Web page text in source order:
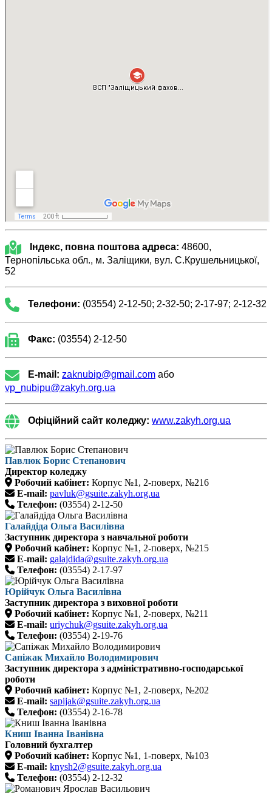
Індекс, повна поштова адреса: 48600,
Тернопільська обл., м. Заліщики, вул. С.Крушельницької,
52
Телефони: (03554) 2-12-50; 2-32-50; 2-17-97; 2-12-32
Факс: (03554) 2-12-50
E-mail: zaknubip@gmail.com або
vp_nubipu@zakyh.org.ua
Офіційний сайт коледжу: www.zakyh.org.ua
Павлюк Борис Степанович
Директор коледжу
Робочий кабінет: Корпус №1, 2-поверх, №216
E-mail: pavluk@gsuite.zakyh.org.ua
Телефон: (03554) 2-12-50
Галайдіда Ольга Василівна
Заступник директора з навчальної роботи
Робочий кабінет: Корпус №1, 2-поверх, №215
E-mail: galajdida@gsuite.zakyh.org.ua
Телефон: (03554) 2-17-97
Юрійчук Ольга Василівна
Заступник директора з виховної роботи
Робочий кабінет: Корпус №1, 2-поверх, №211
E-mail: uriychuk@gsuite.zakyh.org.ua
Телефон: (03554) 2-19-76
Сапіжак Михайло Володимирович
Заступник директора з адміністративно-господарської
роботи
Робочий кабінет: Корпус №1, 2-поверх, №202
E-mail: sapijak@gsuite.zakyh.org.ua
Телефон: (03554) 2-16-78
Книш Іванна Іванівна
Головний бухгалтер
Робочий кабінет: Корпус №1, 1-поверх, №103
E-mail: knysh2@gsuite.zakyh.org.ua
Телефон: (03554) 2-12-32